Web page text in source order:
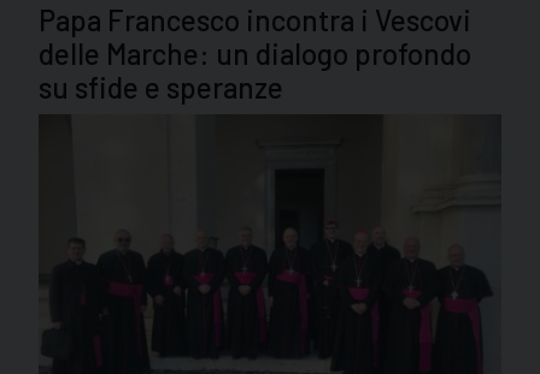
Papa Francesco incontra i Vescovi
delle Marche: un dialogo profondo
su sfide e speranze